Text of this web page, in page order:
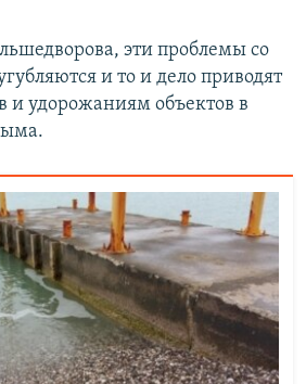
эти проблемы со
и то и дело приводят
и удорожаниям объектов в